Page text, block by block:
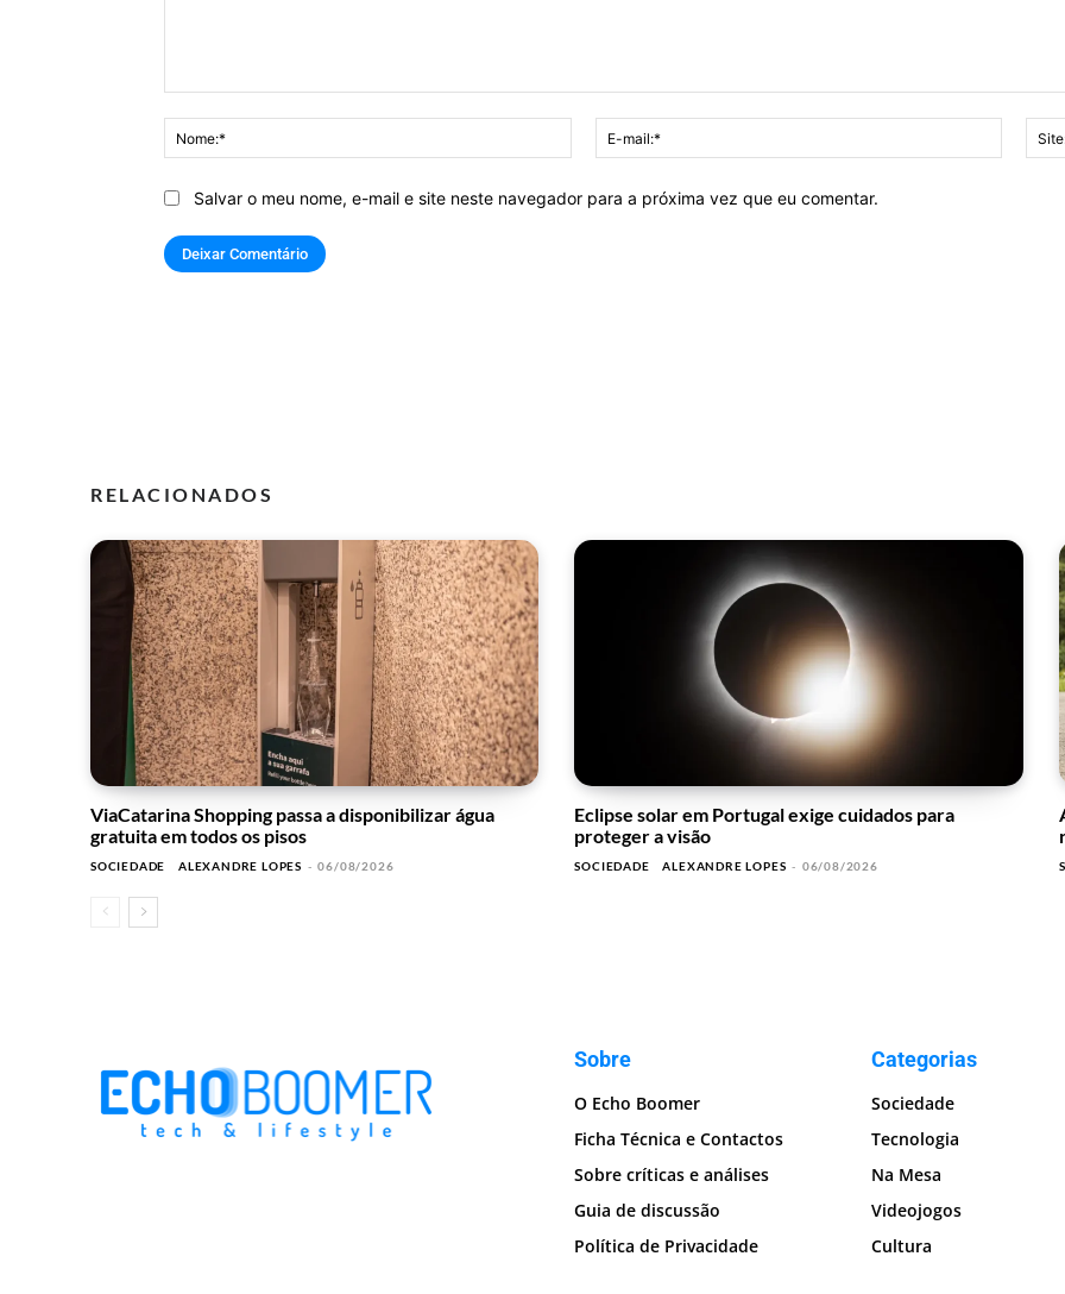
Nome:*
mail:*
Salvar o meu nome, e-mail e site neste navegador para a próxima vez que eu comentar.
RELACIONADOS
ViaCatarina Shopping passa a disponibilizar água
gratuita em todos os pisos
SOCIEDADE ALEXANDRE LOPES - 06/08/2026
Eclipse solar em Portugal exige cuidados para
proteger a visão
SOCIEDADE ALEXANDRE LOPES - 06/08/2026
Sobre
O Echo Boomer
Ficha Técnica e Contactos
Sobre críticas e análises
Guia de discussão
Política de Privacidade
Categorias
Sociedade
Tecnologia
Na Mesa
Videojogos
Cultura